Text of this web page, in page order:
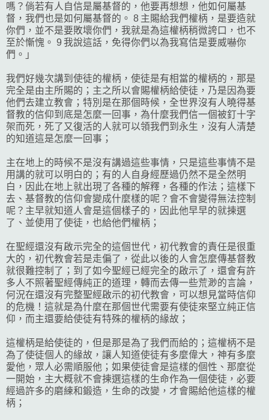
嗎？倘若有人自信是屬基督的，他要再想想，他如何屬基
督，我們也是如何屬基督的。 8 主賜給我們權柄，是要造就
你們，並不是要敗壞你們，我就是為這權柄稍微誇口，也不
至於慚愧。 9 我說這話，免得你們以為我寫信是要威嚇你
們。」
我們好幾次講到使徒的權柄，使徒是有相當的權柄的，那是
完全是由主所賜的；主之所以會賜權柄給使徒，乃是因為要
他們去建立教會；特別是在那個時候，全世界沒有人曉得基
督教的信仰到底是怎麼一回事，為什麼我們信一個被釘十字
架而死，死了又復活的人就可以領我們到永生，沒有人清楚
的知道這是怎麼一回事；
主在地上的時候不是沒有講過這些事情，只是這些事情不是
用講的就可以明白的；有的人自身經歷過仍然不是全然明
白，因此在地上就出現了各種的解釋，各種的作法；這樣下
去、基督教的信仰會變成什麼樣的呢？會不會變得無法控制
呢？主早就知道人會是這個樣子的，因此他早早的就揀選
了、並使用了使徒，也給他們權柄；
在聖經還沒有啟示完全的這個世代，初代教會的責任是很重
大的，初代教會若是走偏了，從此以後的人會怎麼傳基督教
就很難控制了；到了如今聖經已經完全的啟示了，還會有許
多人不照著聖經傳純正的道理，轉而去傳一些荒渺的言論，
何況在還沒有完整聖經啟示的初代教會，可以想見當時信仰
的危機！這就是為什麼在那個世代需要有使徒來堅立純正信
仰，而主還要給使徒有特殊的權柄的緣故；
這權柄是給使徒的，但是那是為了我們而給的；這權柄不是
為了使徒個人的緣故，讓人知道使徒有多麼偉大，神有多麼
愛他，眾人必需順服他；如果使徒會是這樣的個性、那麼從
一開始，主大概就不會揀選這樣的生命作為一個使徒，必要
經過許多的磨練和鍛造，生命的改變，才會賜給他這樣的權
柄；